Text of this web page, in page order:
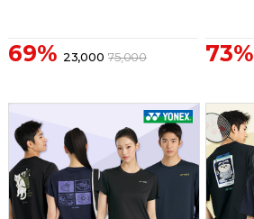
69% 23,000 75,000 73%